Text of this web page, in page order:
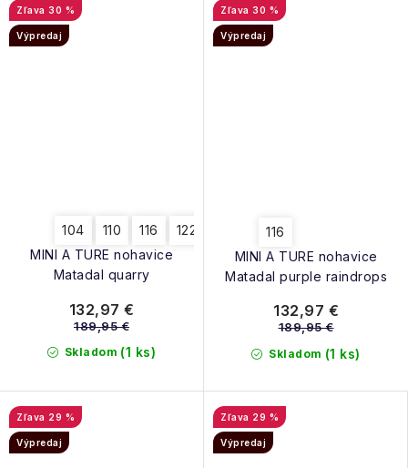
MINI A TURE nohavice
Matadal quarry
30 %
Výpredaj
104 110 116 122
Skladom (1 ks)
132,97 €
189,95 €
MINI A TURE nohavice
Matadal purple raindrops
30 %
Výpredaj
116
Skladom (1 ks)
132,97 €
189,95 €
29 %
Výpredaj
29 %
Výpredaj